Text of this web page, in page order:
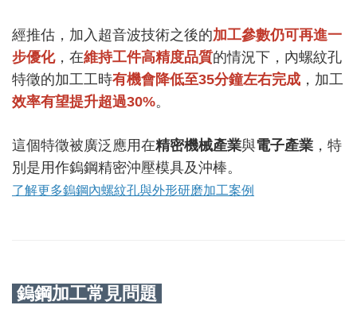
經推估，加入超音波技術之後的加工參數仍可再進一
步優化，在維持工件高精度品質的情況下，內螺紋孔
特徵的加工工時有機會降低至35分鐘左右完成 ，加工
效率有望提升超過30%。
這個特徵被廣泛應用在精密機械產業與電子產業 ，特
別是用作鎢鋼精密沖壓模具及沖棒。
了解更多鎢鋼內螺紋孔與外形研磨加工案例
鎢鋼加工常見問題